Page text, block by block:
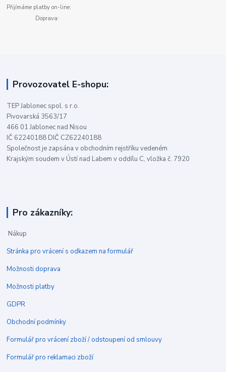
Přijímáme platby on-line:
Doprava:
Provozovatel E-shopu:
TEP Jablonec spol. s r.o.
Pivovarská 3563/17
466 01 Jablonec nad Nisou
IČ 62240188 DIČ CZ62240188
Společnost je zapsána v obchodním rejstříku vedeném
Krajským soudem v Ústí nad Labem v oddílu C, vložka č. 7920
Pro zákazníky:
Nákup
Stránka pro vrácení s odkazem na formulář
Možnosti doprava
Možnosti platby
GDPR
Obchodní podmínky
Formulář pro vrácení zboží / odstoupení od smlouvy
Formulář pro reklamaci zboží